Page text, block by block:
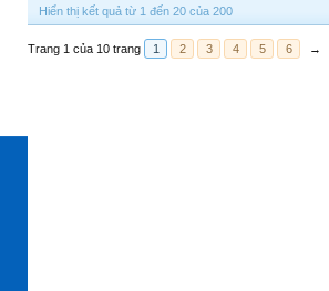
Hiển thị kết quả từ 1 đến 20 của 200
Trang 1 của 10 trang 1 2 3 4 5 6 →